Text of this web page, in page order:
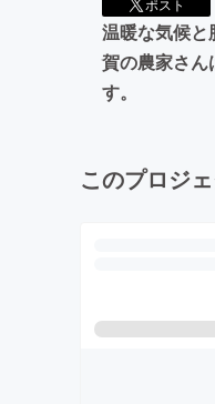
ポスト
温暖な気候
賀の農家さ
す。
このプロジ